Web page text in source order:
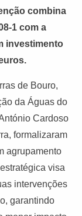
combina
1 com a
investimento
de Bouro,
da Águas do
Cardoso
formalizaram
agrupamento
visa
intervenções
garantindo